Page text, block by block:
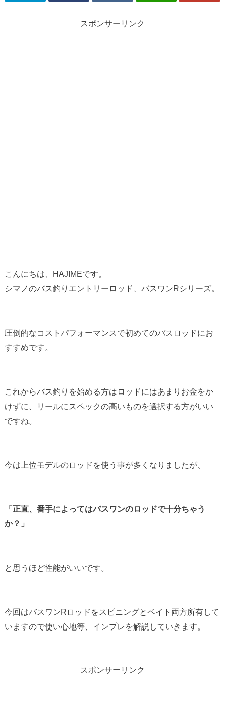
スポンサーリンク
こんにちは、HAJIMEです。
シマノのバス釣りエントリーロッド、バスワンRシリーズ。
圧倒的なコストパフォーマンスで初めてのバスロッドにお
すすめです。
これからバス釣りを始める方はロッドにはあまりお金をか
けずに、リールにスペックの高いものを選択する方がいい
ですね。
今は上位モデルのロッドを使う事が多くなりましたが、
「正直、番手によってはバスワンのロッドで十分ちゃう
か？」
と思うほど性能がいいです。
今回はバスワンRロッドをスピニングとベイト両方所有して
いますので使い心地等、インプレを解説していきます。
スポンサーリンク